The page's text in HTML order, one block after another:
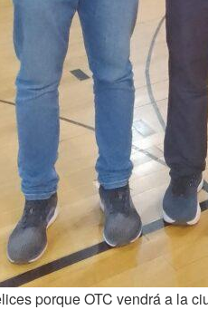
porque OTC vendrá a la